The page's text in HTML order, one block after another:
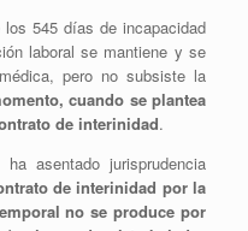
545 días de incapacidad
laboral se mantiene y se
pero no subsiste la
cuando se plantea
de interinidad.
asentado jurisprudencia
de interinidad por la
no se produce por